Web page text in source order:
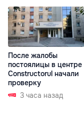
После жалобы
постоялицы в центре
Constructorul начали
проверку
3 часа назад